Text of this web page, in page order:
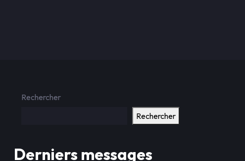
Rechercher
Rechercher
Derniers messages